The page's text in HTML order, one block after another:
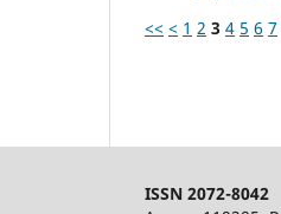
<< < 1 2 3 4 5 6 7
ISSN 2072-8042